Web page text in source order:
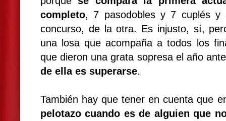
completo, 7 pasodobles y 7 cuplés y
concurso, de la otra. Es injusto, sí,
una losa que acompaña a todos los
que dieron una grata sopresa el año
de ella es superarse.
También hay que tener en cuenta que
pelotazo cuando es de alguien que